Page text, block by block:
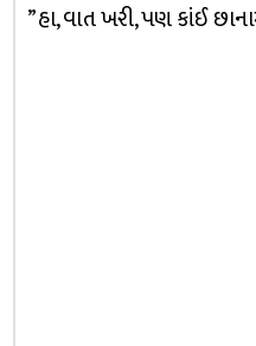
”હા, વાત ખરી, પણ કાંઈ